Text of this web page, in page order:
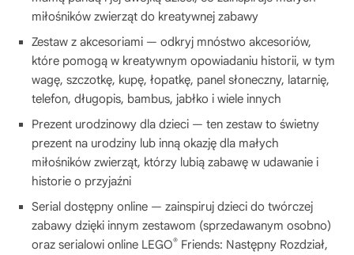
miłośników zwierząt do kreatywnej zabawy
Zestaw z akcesoriami — odkryj mnóstwo akcesoriów,
które pomogą w kreatywnym opowiadaniu historii, w tym
wagę, szczotkę, kupę, łopatkę, panel słoneczny, latarnię,
telefon, długopis, bambus, jabłko i wiele innych
Prezent urodzinowy dla dzieci — ten zestaw to świetny
prezent na urodziny lub inną okazję dla małych
miłośników zwierząt, którzy lubią zabawę w udawanie i
historie o przyjaźni
Serial dostępny online — zainspiruj dzieci do twórczej
zabawy dzięki innym zestawom (sprzedawanym osobno)
oraz serialowi online LEGO® Friends: Następny Rozdział,